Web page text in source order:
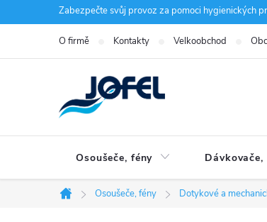
na
Zabezpečte svůj provoz za pomoci hygienických
O firmě Kontakty Velkoobchod
Osoušeče, fény
Domů
Osoušeče, fény Dotykové a